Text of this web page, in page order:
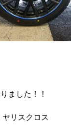
ました！！
リスクロス